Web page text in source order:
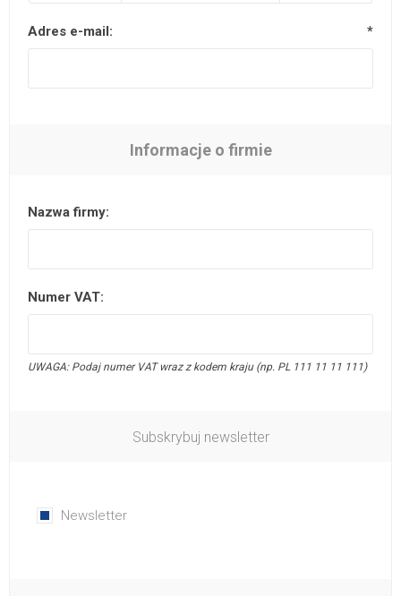
Adres e-mail: *
Informacje o firmie
Nazwa firmy:
Numer VAT:
UWAGA: Podaj numer VAT wraz z kodem kraju (np. PL 111 11 11 111)
Subskrybuj newsletter
Newsletter